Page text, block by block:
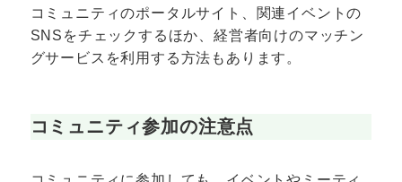
コミュニティのポータルサイト、関連イベントの
SNSをチェックするほか、経営者向けのマッチン
グサービスを利用する方法もあります。
コミュニティ参加の注意点